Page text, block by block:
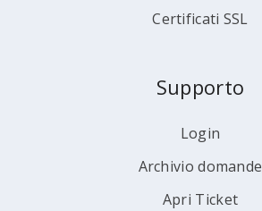
Certificati SSL
Supporto
Login
Archivio domande
Apri Ticket